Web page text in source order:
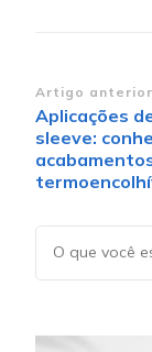
Artigo anterior
Aplicações
sleeve:
Procurando
algo?